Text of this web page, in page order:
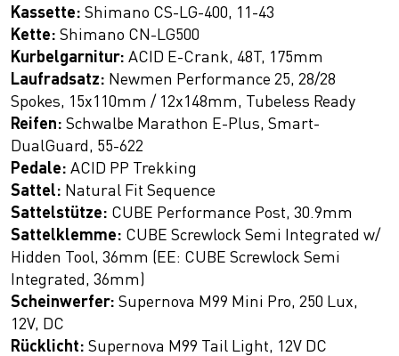
Kassette: Shimano CS-LG-400, 11-43
Kette: Shimano CN-LG500
Kurbelgarnitur: ACID E-Crank, 48T, 175mm
Laufradsatz: Newmen Performance 25, 28/28
Spokes, 15x110mm / 12x148mm, Tubeless Ready
Reifen: Schwalbe Marathon E-Plus, Smart-
DualGuard, 55-622
Pedale: ACID PP Trekking
Sattel: Natural Fit Sequence
Sattelstütze: CUBE Performance Post, 30.9mm
Sattelklemme: CUBE Screwlock Semi Integrated w/
Hidden Tool, 36mm (EE: CUBE Screwlock Semi
Integrated, 36mm)
Scheinwerfer: Supernova M99 Mini Pro, 250 Lux,
12V, DC
Rücklicht: Supernova M99 Tail Light, 12V DC